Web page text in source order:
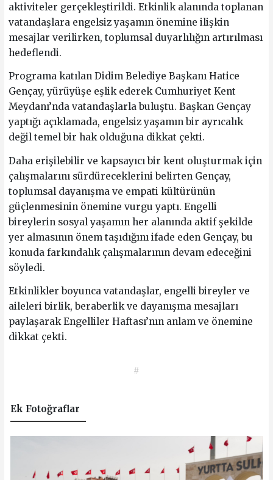
aktiviteler gerçekleştirildi. Etkinlik alanında toplanan
vatandaşlara engelsiz yaşamın önemine ilişkin
mesajlar verilirken, toplumsal duyarlılığın artırılması
hedeflendi.
Programa katılan Didim Belediye Başkanı Hatice
Gençay, yürüyüşe eşlik ederek Cumhuriyet Kent
Meydanı’nda vatandaşlarla buluştu. Başkan Gençay
yaptığı açıklamada, engelsiz yaşamın bir ayrıcalık
değil temel bir hak olduğuna dikkat çekti.
Daha erişilebilir ve kapsayıcı bir kent oluşturmak için
çalışmalarını sürdüreceklerini belirten Gençay,
toplumsal dayanışma ve empati kültürünün
güçlenmesinin önemine vurgu yaptı. Engelli
bireylerin sosyal yaşamın her alanında aktif şekilde
yer almasının önem taşıdığını ifade eden Gençay, bu
konuda farkındalık çalışmalarının devam edeceğini
söyledi.
Etkinlikler boyunca vatandaşlar, engelli bireyler ve
aileleri birlik, beraberlik ve dayanışma mesajları
paylaşarak Engelliler Haftası’nın anlam ve önemine
dikkat çekti.
#
Ek Fotoğraflar